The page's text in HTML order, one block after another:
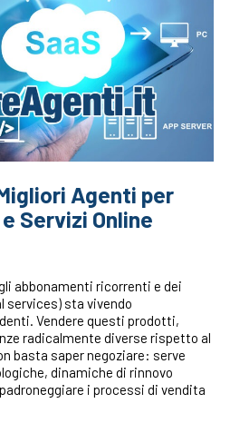
Agenti per
Servizi Online
abbonamenti ricorrenti e dei
services) sta vivendo
Vendere questi prodotti,
radicalmente diverse rispetto al
basta saper negoziare: serve
dinamiche di rinnovo
i processi di vendita